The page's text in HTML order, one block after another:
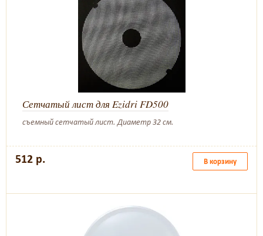
Сетчатый лист для Ezidri FD500
съемный сетчатый лист. Диаметр 32 см.
512 р. В корзину